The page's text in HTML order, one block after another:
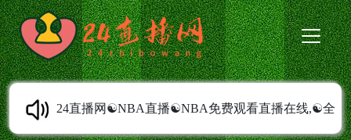
24直播网☯️NBA直播☯️NBA免费观看直播在线,☯️全